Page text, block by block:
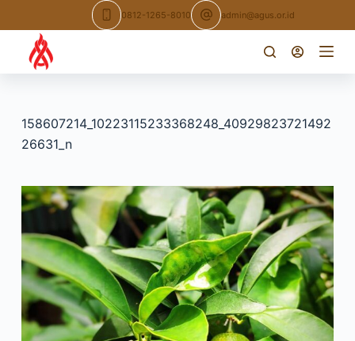
to
content
0812-1265-8010 admin@agus.or.id
158607214_10223115233368248_40929823721492
26631_n